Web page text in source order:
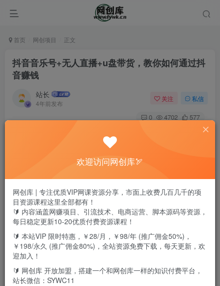
首页 网创项目 正文
抖音音乐号+无人直播+u盘带货，教你如何通过抖
音赚钱
站长
4年前发布
关注 私信
0 4702 577
抖音音乐号+无人直播+u盘带货，教你如何通过抖音赚钱
课程内容主要包括教你注册抖音账户，养号，剪辑音乐作
品，电脑无人直播，理论技术，让你少走弯路，尽快吸粉上
欢迎访问网创库🏹
网创库 | 专注优质VIP网课资源分享，市面上收费几百几千的项
目资源课程这里全部都有！
🔰 内容涵盖网赚项目、引流技术、电商运营、脚本源码等资源，
每日稳定更新10-20优质付费资源课程！
🔰 本站VIP 限时特惠，￥28/月，￥98/年 (推广佣金50%)，
￥198/永久 (推广佣金80%)，全站资源免费下载，每天更新，欢
迎加入！
🔰 网创库 开放加盟，搭建一个和网创库一样的知识付费平台，
站长微信：SYWC11